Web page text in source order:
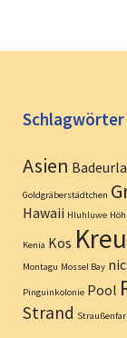
Schlagwörter
Asien
Goldgräberstädtchen
Hawaii Hluhluwe
Kenia Kos
Montagu Mossel Bay
Pinguinkolonie Pool
Strand